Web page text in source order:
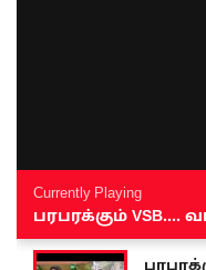
Currently Playing
பரபரக்கும் VSB....